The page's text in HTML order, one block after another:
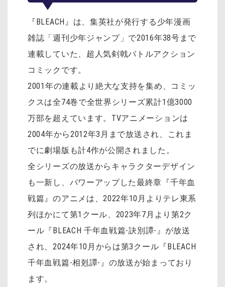
『BLEACH』は、集英社が発行する少年漫画
雑誌「週刊少年ジャンプ」で2016年38号まで
連載していた、超人気剣戟バトルアクション
コミックです。
2001年の連載より絶大な支持を集め、コミッ
クスは全74巻で全世界シリーズ累計1億3000
万部を超えています。TVアニメーションは
2004年から2012年3月まで放送され、これま
でに劇場版も計4作が公開されました。
全シリーズの放送からキャラクターデザイン
も一新し、パワーアップした最終章『千年血
戦篇』のアニメは、2022年10月よりテレ東系
列ほかにて第1クール、2023年7月より第2ク
ール『BLEACH 千年血戦篇-訣別譚-』が放送
され、2024年10月からは第3クール『BLEACH
千年血戦篇-相剋譚-』の放送が始まっており
ます。